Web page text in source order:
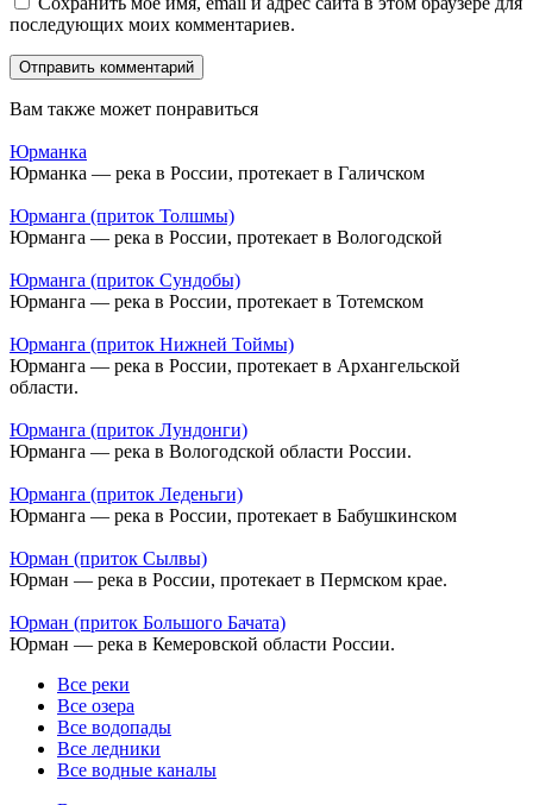
последующих моих комментариев.
Вам также может понравиться
Юрманка
Юрманка — река в России, протекает в Галичском
Юрманга (приток Толшмы)
Юрманга — река в России, протекает в Вологодской
Юрманга (приток Сундобы)
Юрманга — река в России, протекает в Тотемском
Юрманга (приток Нижней Тоймы)
Юрманга — река в России, протекает в Архангельской
области.
Юрманга (приток Лундонги)
Юрманга — река в Вологодской области России.
Юрманга (приток Леденьги)
Юрманга — река в России, протекает в Бабушкинском
Юрман (приток Сылвы)
Юрман — река в России, протекает в Пермском крае.
Юрман (приток Большого Бачата)
Юрман — река в Кемеровской области России.
Все реки
Все озера
Все водопады
Все ледники
Все водные каналы